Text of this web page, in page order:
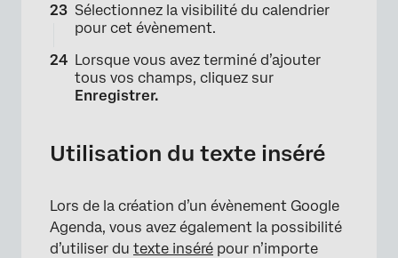
Sélectionnez la visibilité du calendrier
pour cet évènement.
Lorsque vous avez terminé d’ajouter
tous vos champs, cliquez sur
Enregistrer.
Utilisation du texte inséré
Lors de la création d’un évènement Google
Agenda, vous avez également la possibilité
d’utiliser du texte inséré pour n’importe